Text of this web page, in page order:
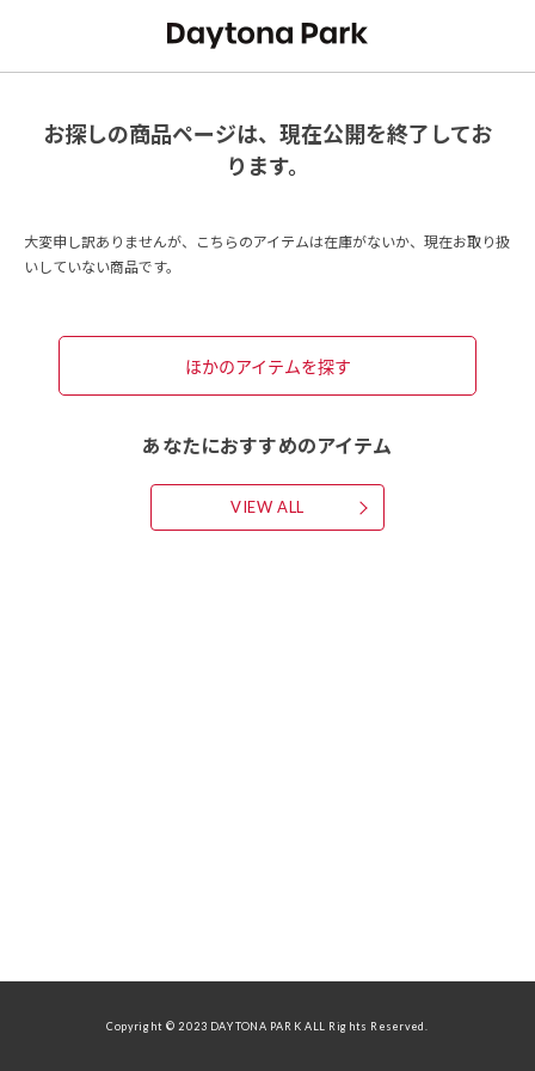
お探しの商品ページは、現在公開を終了してお
ります。
大変申し訳ありませんが、こちらのアイテムは在庫がないか、現在お取り扱
いしていない商品です。
ほかのアイテムを探す
あなたにおすすめのアイテム
VIEW ALL
Copyright © 2023 DAYTONA PARK ALL Rights Reserved.